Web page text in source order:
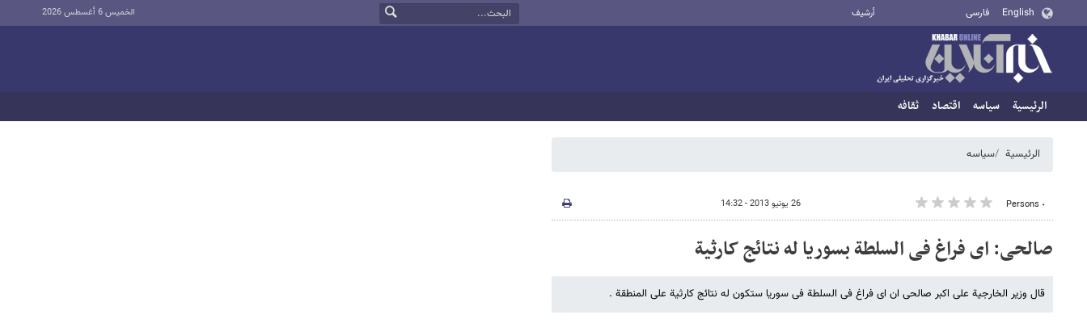
English فارسی أرشيف الخميس 6 أغسطس 2026
الرئيسية سیاسه اقتصاد ثقافه
الرئيسية سیاسه
٠ Persons 26 يونيو 2013 - 14:32
صالحی: ای فراغ فی السلطة بسوریا له نتائج کارثیة
قال وزیر الخارجیة علی اکبر صالحی ان ای فراغ فی السلطة فی سوریا ستکون له نتائج کارثیة على المنطقة .